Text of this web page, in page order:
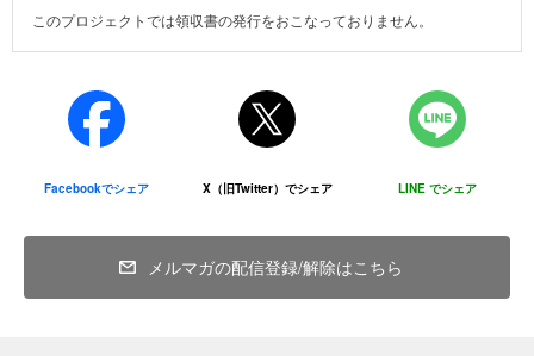
重要文化財6棟の費用約13億6,300万円は、ほぼ公費の補助で行えま
すが、拝殿等その他の復旧費用約10億8,500万円は対象外です。皆
2年12月時点
"#熊本地震支援"
このプロジェクトでは領収書の発行をおこなっておりません。
Facebookでシェア X（旧Twitter）でシェア LINE でシェア
メルマガの配信登録/解除はこちら